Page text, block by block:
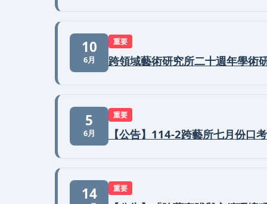
10
6月
重要
跨領域藝術研究所二十週年學術
5
6月
重要
【公告】114-2跨藝所七月份口
14 重要